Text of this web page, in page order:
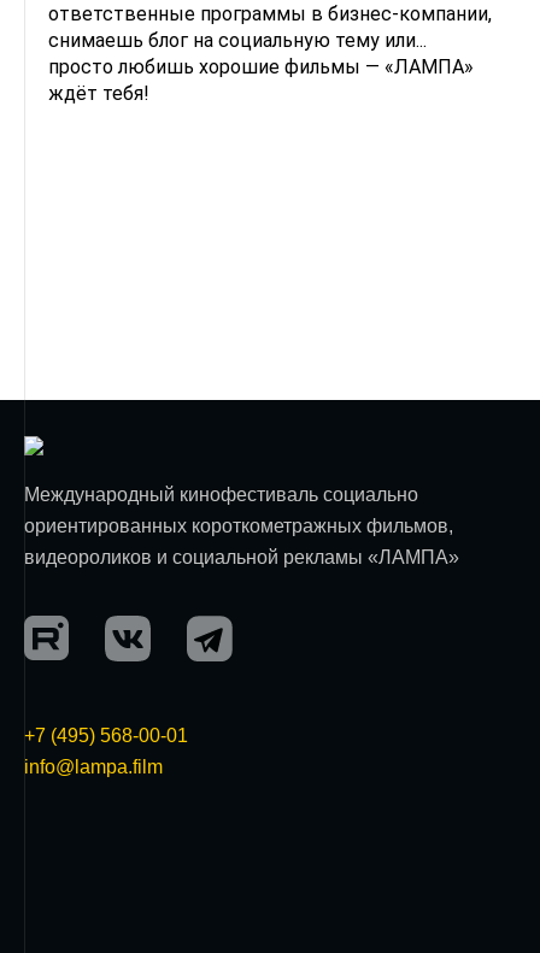
ответственные программы в бизнес-компании,
снимаешь блог на социальную тему или...
просто любишь хорошие фильмы — «ЛАМПА»
ждёт тебя!
Международный кинофестиваль социально
ориентированных короткометражных фильмов,
видеороликов и социальной рекламы «ЛАМПА»
+7 (495) 568-00-01
info@lampa.film